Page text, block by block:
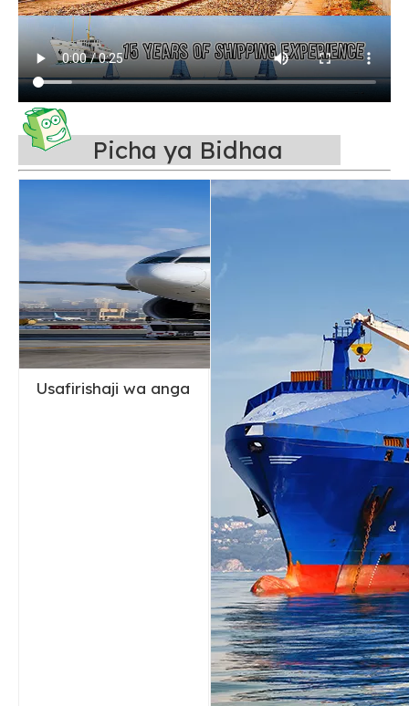
Picha ya Bidhaa
Usafirishaji wa anga